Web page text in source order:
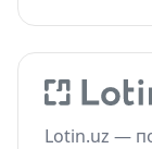
Lotin.uz —